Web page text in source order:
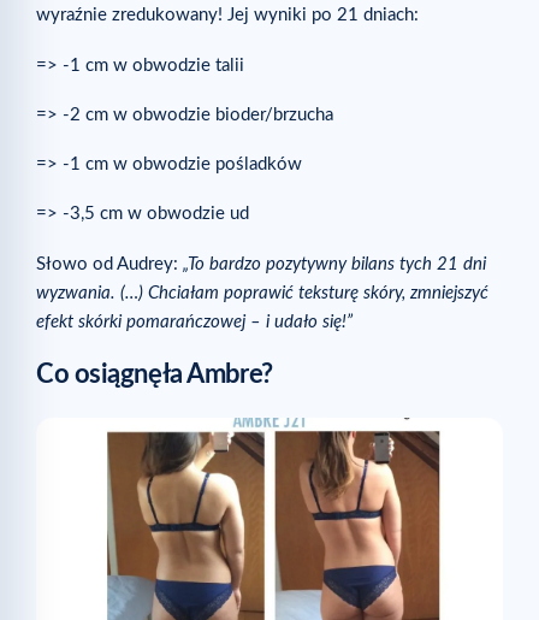
wyraźnie zredukowany! Jej wyniki po 21 dniach:
=> -1 cm w obwodzie talii
=> -2 cm w obwodzie bioder/brzucha
=> -1 cm w obwodzie pośladków
=> -3,5 cm w obwodzie ud
Słowo od Audrey: „To bardzo pozytywny bilans tych 21 dni
wyzwania. (…) Chciałam poprawić teksturę skóry, zmniejszyć
efekt skórki pomarańczowej – i udało się!”
Co osiągnęła Ambre?